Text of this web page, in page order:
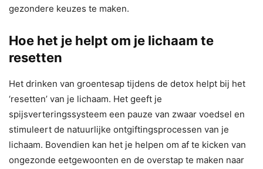
gezondere keuzes te maken.
Hoe het je helpt om je lichaam te
resetten
Het drinken van groentesap tijdens de detox helpt bij het
‘resetten’ van je lichaam. Het geeft je
spijsverteringssysteem een pauze van zwaar voedsel en
stimuleert de natuurlijke ontgiftingsprocessen van je
lichaam. Bovendien kan het je helpen om af te kicken van
ongezonde eetgewoonten en de overstap te maken naar